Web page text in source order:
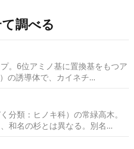
調べる
。6位アミノ基に置換基をもつア
の誘導体で、カイネチ...
分類：ヒノキ科）の常緑高木。
和名の杉とは異なる。別名...